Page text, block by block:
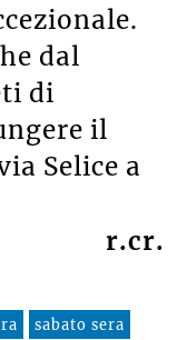
dal
di
il
Selice a
r.cr.
sabato sera